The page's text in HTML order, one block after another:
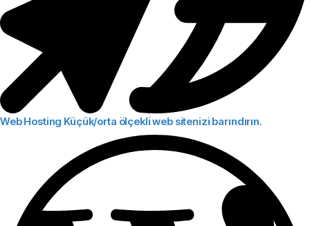
Web Hosting Küçük/orta ölçekli web sitenizi barındırın.